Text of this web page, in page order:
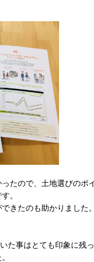
たので、土地選びのポ
。
きたのも助かりました
た事はとても印象に残